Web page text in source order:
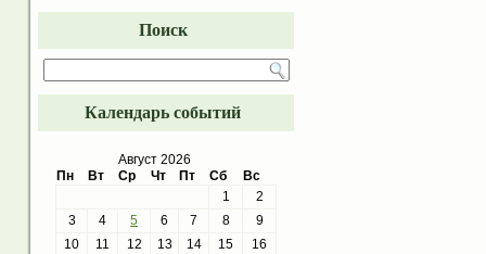
Поиск
Календарь событий
Август 2026
Пн
Вт Ср Чт Пт Сб
Вс
1
2
3
4 5 6 7 8
9
10
11 12 13 14 15
16